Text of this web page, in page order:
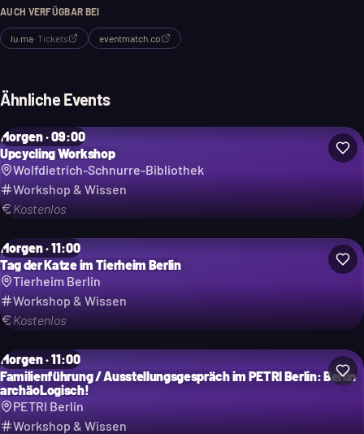
AUCH VERFÜGBAR BEI
lu.ma· Tickets eventmatch.co
Ähnliche Events
Morgen · 09:00
Upcycling Workshop
Wolfdietrich-Schnurre-Bibliothek
Workshop & Wissen
Kostenlos
Morgen · 11:00
Tag der Katze im Tierheim Berlin
Tierheim Berlin
Workshop & Wissen
Kostenlos
Morgen · 11:00
Familienführung / Ausstellungsgespräch im PETRI Berlin: Berlin
archäoLogisch!
PETRI Berlin
Workshop & Wissen